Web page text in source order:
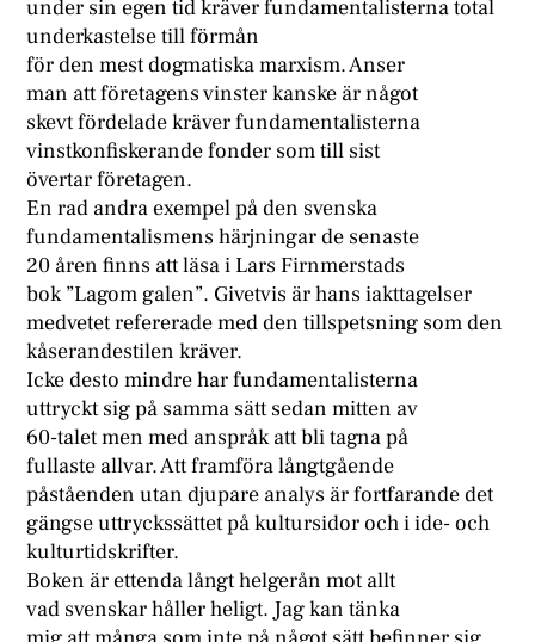
under sin egen tid kräver fundamentalisterna total
underkastelse till förmån
för den mest dogmatiska marxism. Anser
man att företagens vinster kanske är något
skevt fördelade kräver fundamentalisterna
vinstkonfiskerande fonder som till sist
övertar företagen.
En rad andra exempel på den svenska
fundamentalismens härjningar de senaste
20 åren finns att läsa i Lars Firnmerstads
bok ”Lagom galen”. Givetvis är hans iakttagelser
medvetet refererade med den tillspetsning som den
kåserandestilen kräver.
Icke desto mindre har fundamentalisterna
uttryckt sig på samma sätt sedan mitten av
60-talet men med anspråk att bli tagna på
fullaste allvar. Att framföra långtgående
påståenden utan djupare analys är fortfarande det
gängse uttryckssättet på kultursidor och i ide- och
kulturtidskrifter.
Boken är ettenda långt helgerån mot allt
vad svenskar håller heligt. Jag kan tänka